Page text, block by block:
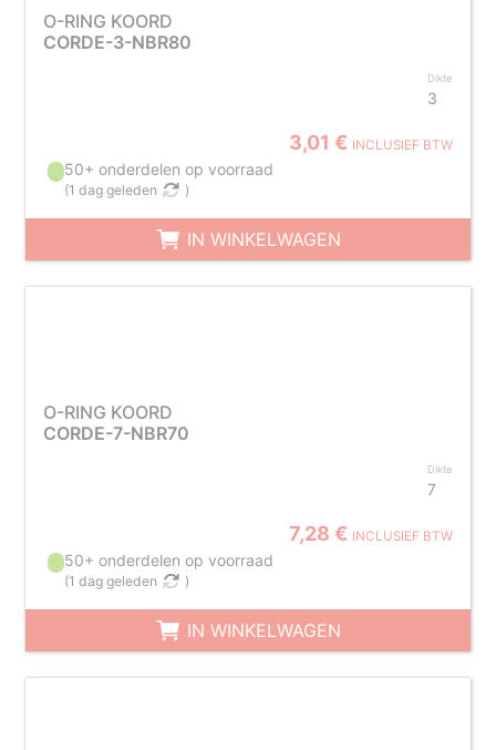
O-RING KOORD
CORDE-3-NBR80
Dikte
3
3,01 € INCLUSIEF BTW
50+ onderdelen op voorraad
(1 dag geleden )
IN WINKELWAGEN
O-RING KOORD
CORDE-7-NBR70
Dikte
7
7,28 € INCLUSIEF BTW
50+ onderdelen op voorraad
(1 dag geleden )
IN WINKELWAGEN